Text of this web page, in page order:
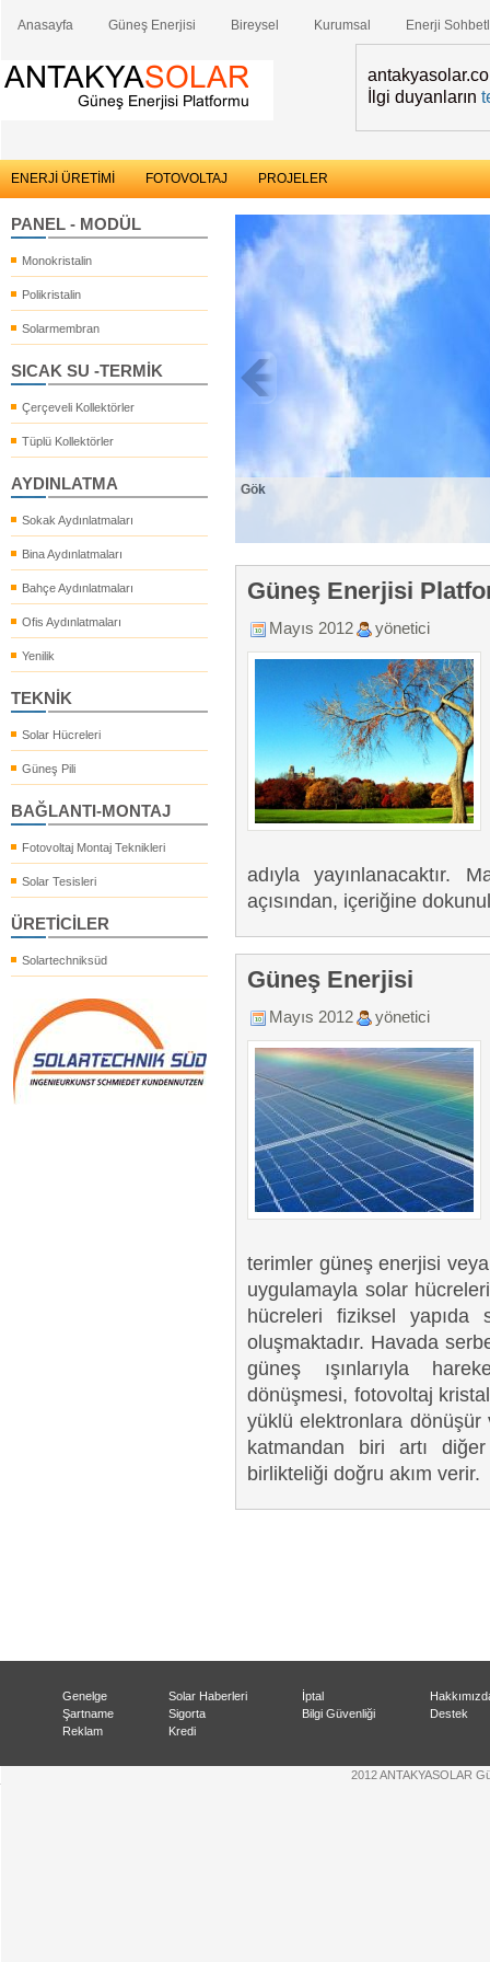
Anasayfa Güneş Enerjisi Bireysel Kurumsal Enerji
İlgi duyanların
ENERJİ ÜRETİMİ FOTOVOLTAJ PROJELER
PANEL - MODÜL
Monokristalin
Polikristalin
Solarmembran
SICAK SU -TERMİK
Çerçeveli Kollektörler
Tüplü Kollektörler
AYDINLATMA
Sokak Aydınlatmaları
Bina Aydınlatmaları
Bahçe Aydınlatmaları
Ofis Aydınlatmaları
Yenilik
TEKNİK
Solar Hücreleri
Güneş Pili
BAĞLANTI-MONTAJ
Fotovoltaj Montaj Teknikleri
Solar Tesisleri
ÜRETİCİLER
Solartechniksüd
Gök
Güneş Enerjisi
Mayıs 2012 yönetici
adıyla yayınlanacaktır.
açısından, içeriğine
Güneş Enerjisi
Mayıs 2012 yönetici
terimler güneş enerjisi veya
uygulamayla solar
hücreleri fiziksel yapıda
oluşmaktadır. Havada
güneş ışınlarıyla
dönüşmesi, fotovoltaj
yüklü elektronlara dönüşür
katmandan biri artı
birlikteliği doğru akım verir.
Genelge
Şartname
Reklam
Solar Haberleri
Sigorta
Kredi
İptal
Bilgi Güvenliği
Destek
2012 ANTAKYASOLAR